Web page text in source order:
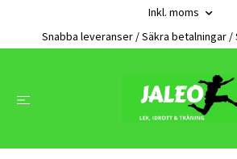
Inkl. moms
Snabba leveranser / Säkra betalningar /